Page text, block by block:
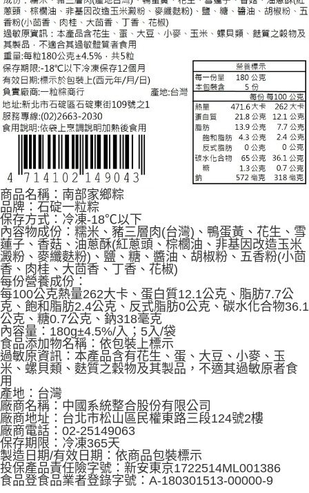
商品名稱：南部家鄉粽
品牌：石碇一粒粽
保存方式：冷凍-18℃以下
內容物成份：糯米、豬三層肉(台灣)、鴨蛋黃、花生、雪
蓮子、香菇、油蔥酥(紅蔥頭、棕櫚油、非基因改造玉米
澱粉、麥纖麩粉)、鹽、糖、醬油、胡椒粉、五香粉(小茴
香、肉桂、大茴香、丁香、花椒)
每份營養成份：
每100公克熱量262大卡、蛋白質12.1公克、脂肪7.7公
克、飽和脂肪2.4公克、反式脂肪0公克、碳水化合物36.1
公克、糖0.7公克、鈉318毫克
內容量：180g±4.5%/入；5入/袋
食品添加物名稱：依包裝上標示
過敏原資訊：本產品含有花生、蛋、大豆、小麥、玉
米、螺貝類、麩質之穀物及其製品，不適其過敏原者食
用
產地：台灣
廠商名稱：中國系統整合股份有限公司
廠商地址：台北市松山區民權東路三段124號2樓
廠商電話：02-25149063
保存期限：冷凍365天
製造日期/有效日期：依商品包裝標示
投保產品責任險字號：新安東京1722514ML001386
食品登食品業者登錄字號：A-180301513-00000-9